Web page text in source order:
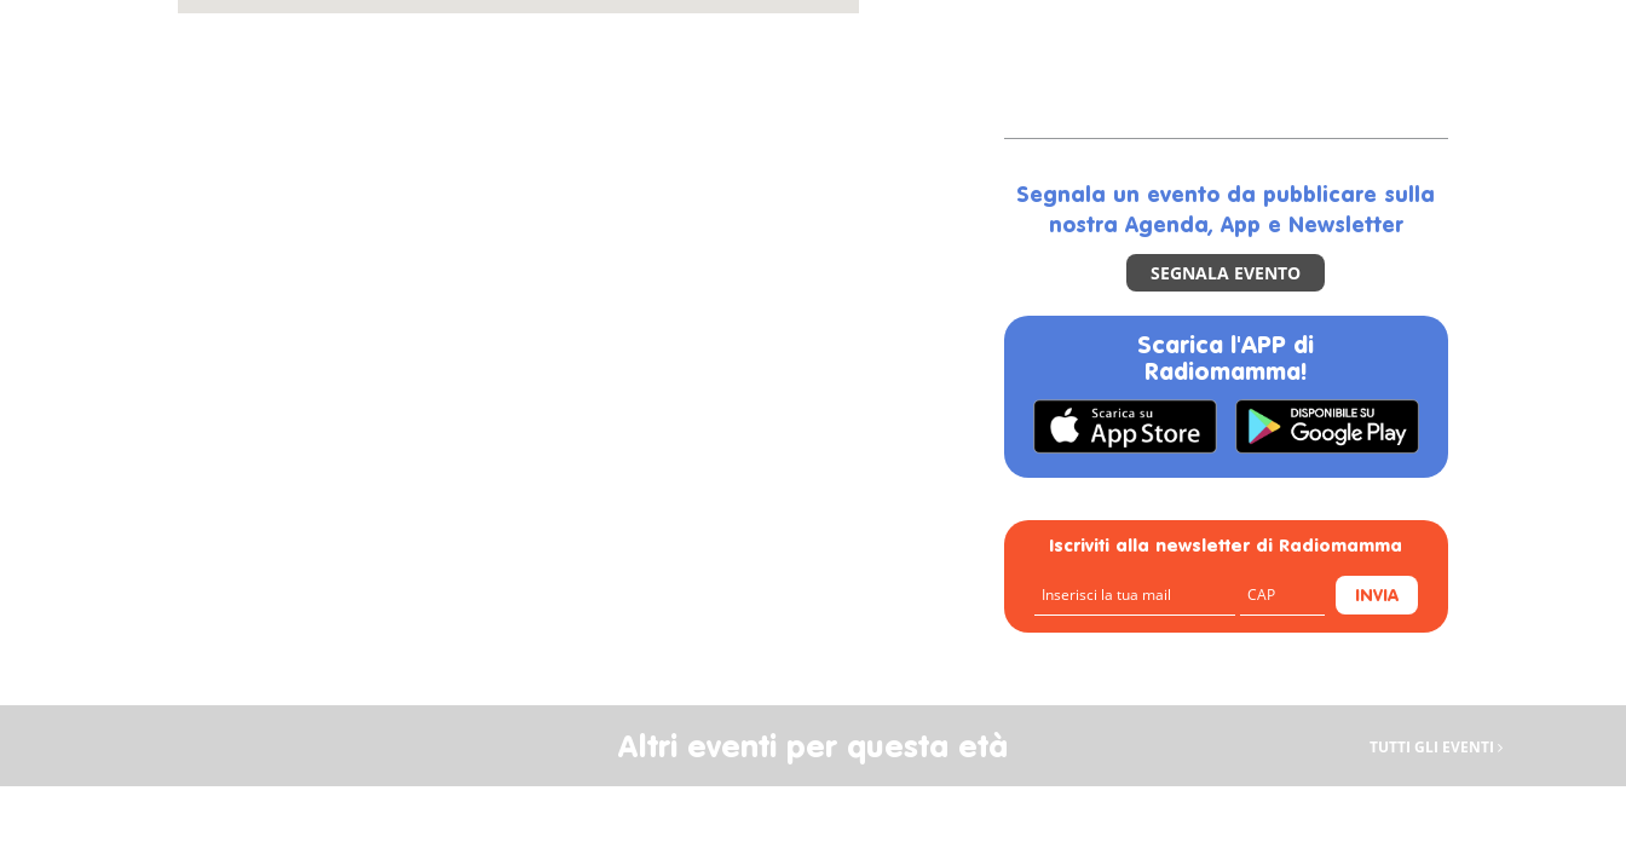
Segnala un evento da pubblicare sulla
nostra Agenda, App e Newsletter
SEGNALA EVENTO
Scarica l'APP di
Radiomamma!
Iscriviti alla newsletter di Radiomamma
INVIA
Altri eventi per questa età TUTTI GLI EVENTI